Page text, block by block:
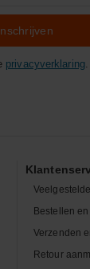
privacyverklaring.
Bestellen
Verzenden
Retour